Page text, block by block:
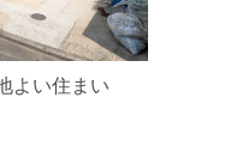
よい住まい